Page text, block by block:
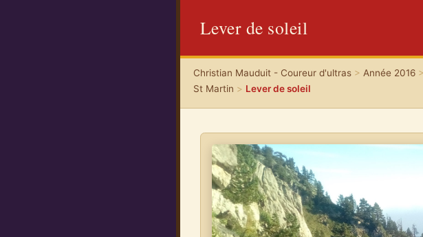
Lever de soleil
Christian Mauduit - Coureur d'ultras > Année 2016 >
St Martin > Lever de soleil